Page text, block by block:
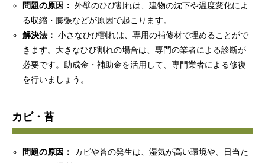
問題の原因： 外壁のひび割れは、建物の沈下や温度変化によ
る収縮・膨張などが原因で起こります。
解決法： 小さなひび割れは、専用の補修材で埋めることがで
きます。大きなひび割れの場合は、専門の業者による診断が
必要です。助成金・補助金を活用して、専門業者による修復
を行いましょう。
カビ・苔
問題の原因：
カビや苔の発生は、湿気が高い環境や、日当た